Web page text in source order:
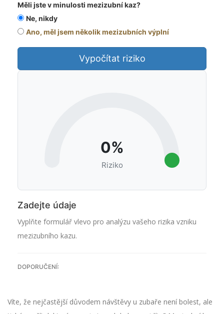
Měli jste v minulosti mezizubní kaz?
Ne, nikdy
Ano, měl jsem několik mezizubních výplní
Vypočítat riziko
0%
Riziko
Zadejte údaje
Vyplňte formulář vlevo pro analýzu vašeho rizika vzniku
mezizubního kazu.
DOPORUČENÍ:
Víte, že nejčastější důvodem návštěvy u zubaře není bolest, ale